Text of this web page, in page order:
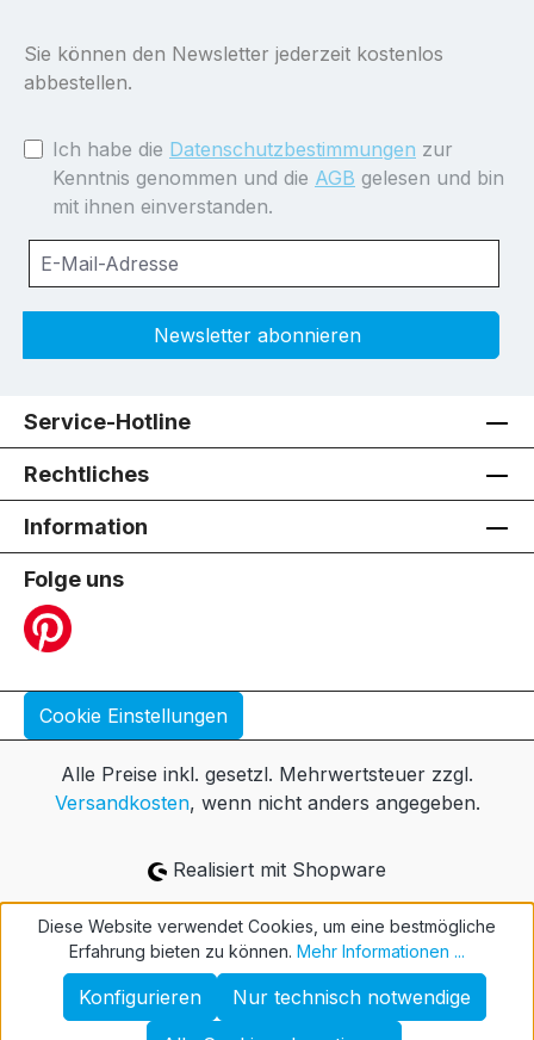
Sie können den Newsletter jederzeit kostenlos
abbestellen.
Ich habe die Datenschutzbestimmungen zur
Kenntnis genommen und die AGB gelesen und bin
mit ihnen einverstanden.
Newsletter abonnieren
Service-Hotline
Rechtliches
Information
Folge uns
Cookie Einstellungen
Alle Preise inkl. gesetzl. Mehrwertsteuer zzgl.
Versandkosten, wenn nicht anders angegeben.
Realisiert mit Shopware
Diese Website verwendet Cookies, um eine bestmögliche
Erfahrung bieten zu können. Mehr Informationen ...
Nur technisch notwendige
Konfigurieren